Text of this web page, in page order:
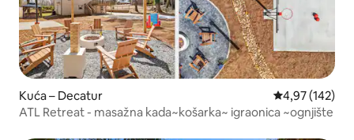
Kuća – Decatur Prosječna
4,97 (142)
ATL Retreat - masažna kada~košarka~ igraonica ~ognjište